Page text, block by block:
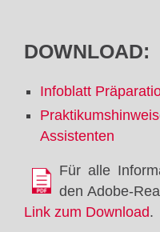
DOWNLOAD:
Infoblatt
Assistenten
Für alle
den Adobe-
Link zum Download.